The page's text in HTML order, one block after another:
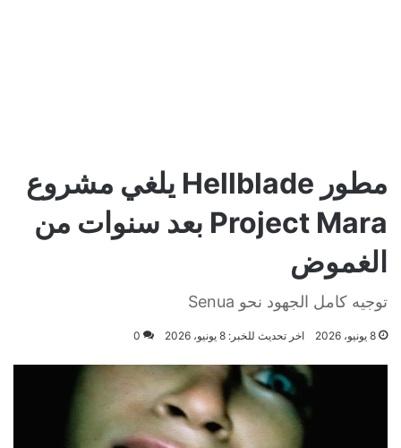
مطور Hellblade يلغي مشروع
Project Mara بعد سنوات من
الغموض
توجيه كامل الجهود نحو Senua
8 يونيو، 2026 اخر تحديث للخبر: 8 يونيو، 2026 0